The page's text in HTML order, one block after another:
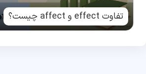
تفاوت effect و affect چیست؟